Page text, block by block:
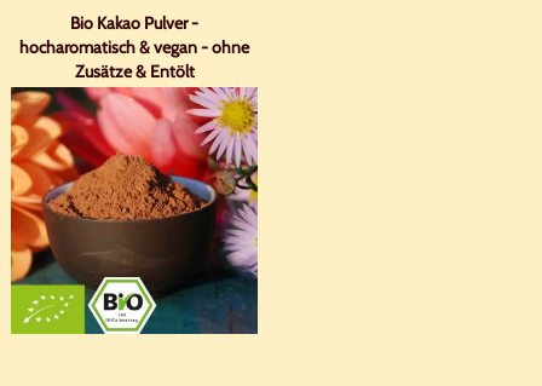
Bio Kakao Pulver -
hocharomatisch & vegan - ohne
Zusätze & Entölt